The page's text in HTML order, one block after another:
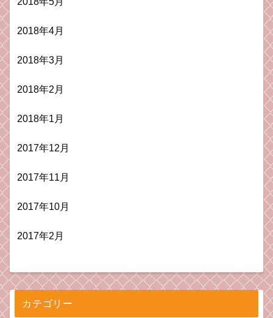
2018年4月
2018年3月
2018年2月
2018年1月
2017年12月
2017年11月
2017年10月
2017年2月
カテゴリー